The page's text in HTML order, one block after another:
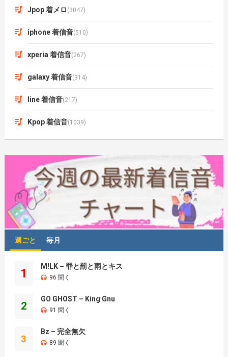
Jpop 着メロ (3047)
iphone 着信音(510)
xperia 着信音(267)
galaxy 着信音(314)
line 着信音(217)
Kpop 着信音(1039)
週ごと 毎月
1
M!LK – 罪と罰と雨とキス
96 聞く
2
GO GHOST – King Gnu
91 聞く
3
Bz – 完全無欠
89 聞く